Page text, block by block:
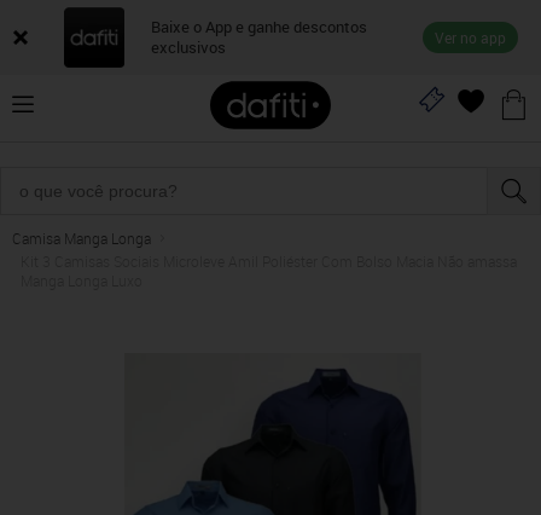
Baixe o App e ganhe descontos
exclusivos
Ver no app
Camisa Manga Longa